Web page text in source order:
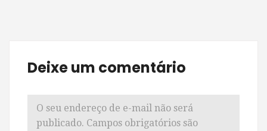
Deixe um comentário
O seu endereço de e-mail não será
publicado. Campos obrigatórios são